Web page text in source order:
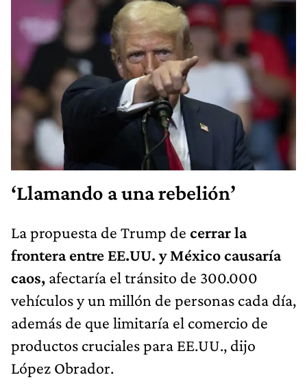
‘Llamando a una rebelión’
La propuesta de Trump de cerrar la
frontera entre EE.UU. y México causaría
caos, afectaría el tránsito de 300.000
vehículos y un millón de personas cada día,
además de que limitaría el comercio de
productos cruciales para EE.UU., dijo
López Obrador.